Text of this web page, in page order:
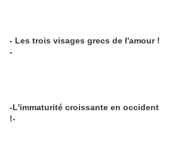
- Les trois visages grecs de l'amour !
-
-L'immaturité croissante en occident
!-